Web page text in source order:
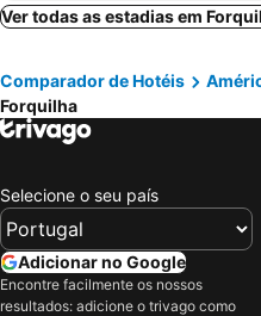
Porto de Galinhas, Pernambuco Hotéis
Ver todas as estadias em
Comparador de Hotéis
Forquilha
Selecione o seu país
Adicionar no Google
Encontre facilmente os nossos
resultados: adicione o trivago como